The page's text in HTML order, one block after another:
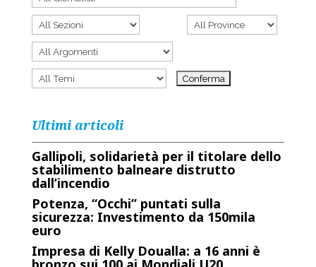
Ultimi articoli
Gallipoli, solidarietà per il titolare dello
stabilimento balneare distrutto
dall’incendio
Potenza, “Occhi” puntati sulla
sicurezza: Investimento da 150mila
euro
Impresa di Kelly Doualla: a 16 anni è